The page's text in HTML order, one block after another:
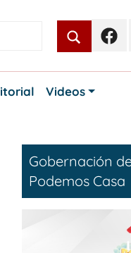
Videos
Gobernación
Podemos Casa